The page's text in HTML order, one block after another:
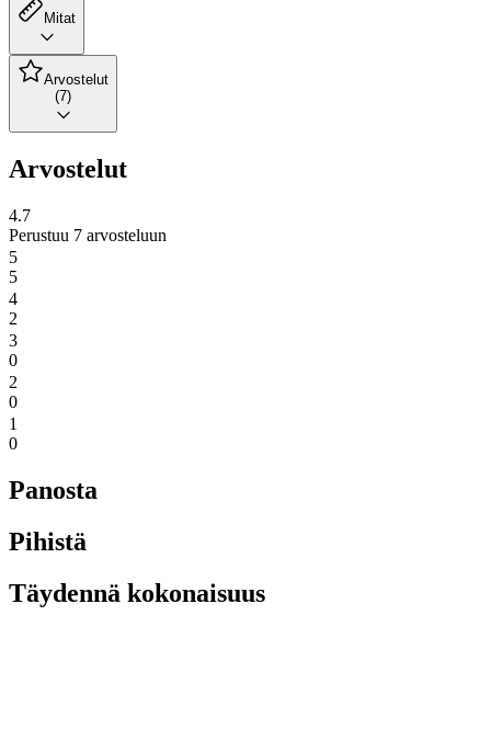
Mitat
Arvostelut
(7)
Arvostelut
4.7
Perustuu 7 arvosteluun
5
5
4
2
3
0
2
0
1
0
Panosta
Pihistä
Täydennä kokonaisuus